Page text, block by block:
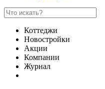
Коттеджи
Новостройки
Акции
Компании
Журнал